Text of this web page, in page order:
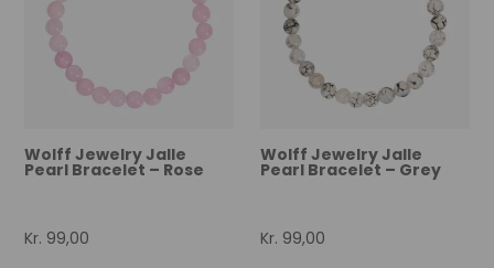
Wolff Jewelry Jalle
Pearl Bracelet – Rose
Kr. 99,00
Wolff Jewelry Jalle
Pearl Bracelet – Grey
Kr. 99,00